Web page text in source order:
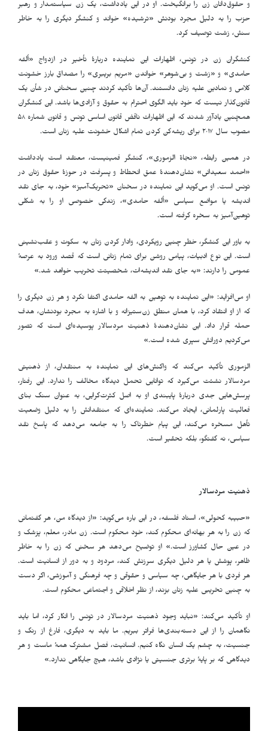
و حقوق‌دانان زن را برانگیخت. او در این یادداشت، یک زن سیاستمدار و رهبر
حزب را به دلیل مجرد بودنش «ترشیده» خواند و کنشگر دیگری را به خاطر
سنش، زشت توصیف کرد.
کنشگران زن در تونس، اظهارات این نماینده دربارهٔ تأخیر در ازدواج «اُلفه
حامدی» و «زشت و بی‌شوهر» خواندن «مریم بریبری» را مصداق بارز خشونت
کلامی و نمادین علیه زنان دانستند. آن‌ها تأکید کردند چنین سخنانی در شأن یک
قانون‌گذار نیست که خود باید الگوی احترام به حقوق و آزادی‌ها باشد. این کنشگران
همچنین یادآور شدند که این اظهارات ناقض قانون اساسی تونس و قانون شماره ۵۸
مصوب سال ۲۰۱۷ برای ریشه‌کن کردن تمام اشکال خشونت علیه زنان است.
در همین رابطه، «نجاة الزموری»، کنشگر فمینیست، معتقد است یادداشت
«احمد سعیدانی» نشان‌دهندهٔ عمق انحطاط و پسرفت در حوزهٔ حقوق زنان در
تونس است. او می‌گوید این نماینده در سخنان «تحریک‌آمیز» خود، به جای نقد
اندیشه یا مواضع سیاسی «اُلفه حامدی»، زندگی خصوصی او را به شکلی
توهین‌آمیز به سخره گرفته است.
به باور این کنشگر، خطر چنین رویکردی، وادار کردن زنان به سکوت و عقب‌نشینی
است. این نوع ادبیات، پیامی روشن برای تمام زنانی است که قصد ورود به عرصهٔ
عمومی را دارند: «به جای نقد اندیشه‌ات، شخصیتت تخریب خواهد شد.»
او می‌افزاید: «این نماینده به توهین به الفه حامدی اکتفا نکرد و هر زن دیگری را
که از او انتقاد کرد، با همان منطق زن‌ستیزانه و با اشاره به مجرد بودنشان، هدف
حمله قرار داد. این نشان‌دهندهٔ ذهنیت مردسالار پوسیده‌ای است که تصور
می‌کردیم دورانش سپری شده است.»
الزموری تأکید می‌کند که واکنش‌های این نماینده به منتقدان، از ذهنیتی
مردسالار نشئت می‌گیرد که توانایی تحمل دیدگاه مخالف را ندارد. این رفتار،
پرسش‌هایی جدی دربارهٔ پایبندی او به اصل کثرت‌گرایی، به عنوان سنگ بنای
فعالیت پارلمانی، ایجاد می‌کند. نماینده‌ای که منتقدانش را به دلیل وضعیت
تأهل مسخره می‌کند، این پیام خطرناک را به جامعه می‌دهد که پاسخ نقد
سیاسی، نه گفتگو، بلکه تحقیر است.
ذهنیت مردسالار
«حبیبه کحولی»، استاد فلسفه، در این باره می‌گوید: «از دیدگاه من، هر گفتمانی
که زن را به هر بهانه‌ای محکوم کند، خود محکوم است. زن مادر، معلم، پزشک و
در عین حال کشاورز است.» او توضیح می‌دهد هر سخنی که زن را به خاطر
ظاهر، پوشش یا هر دلیل دیگری سرزنش کند، مردود و به دور از انسانیت است.
هر فردی با هر جایگاهی، چه سیاسی و حقوقی و چه فرهنگی و آموزشی، اگر دست
به چنین تخریبی علیه زنان بزند، از نظر اخلاقی و اجتماعی محکوم است.
او تأکید می‌کند: «نباید وجود ذهنیت مردسالار در تونس را انکار کرد، اما باید
نگاهمان را از این دسته‌بندی‌ها فراتر ببریم. ما باید به دیگری، فارغ از رنگ و
جنسیت، به چشم یک انسان نگاه کنیم. انسانیت، فصل مشترک همهٔ ماست و هر
دیدگاهی که بر پایهٔ برتری جنسیتی یا نژادی باشد، هیچ جایگاهی ندارد.»